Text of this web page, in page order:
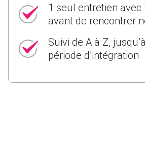
1 seul entretien avec
avant de rencontrer
Suivi de A à Z,
période d’intégration